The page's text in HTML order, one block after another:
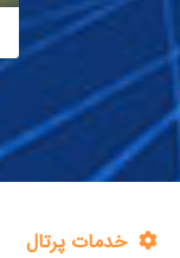
خدمات پرتال